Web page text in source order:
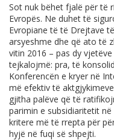
Sot nuk bëhet fjalë për të
Evropës. Ne duhet të
Evropiane të të Drejtave
arsyeshme dhe që ato të
vitin 2016 – pas dy
tejkalojmë: pra, të
Konferencën e kryer në
më efektiv të
gjitha palëve që të
parimin e subsidiaritetit
kritere më të rrepta për
hyjë në fuqi së shpejti.